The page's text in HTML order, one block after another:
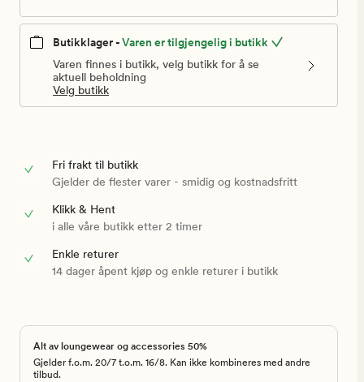
Butikklager -Varen er tilgjengelig i butikk
Varen finnes i butikk, velg butikk for å se
aktuell beholdning
Velg butikk
Fri frakt til butikk
Gjelder de flester varer - smidig og kostnadsfritt
Klikk & Hent
i alle våre butikk etter 2 timer
Enkle returer
14 dager åpent kjøp og enkle returer i butikk
Alt av loungewear og accessories 50%
Gjelder f.o.m. 20/7 t.o.m. 16/8. Kan ikke kombineres med andre
tilbud.